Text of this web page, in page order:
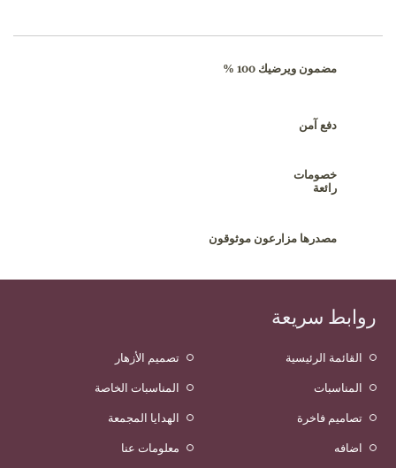
مضمون ويرضيك 100 %
دفع آمن
خصومات
رائعة
مصدرها مزارعون موثوقون
روابط سريعة
القائمة الرئيسية تصميم الأزهار
المناسبات المناسبات الخاصة
تصاميم فاخرة الهدايا المجمعة
اضافه معلومات عنا